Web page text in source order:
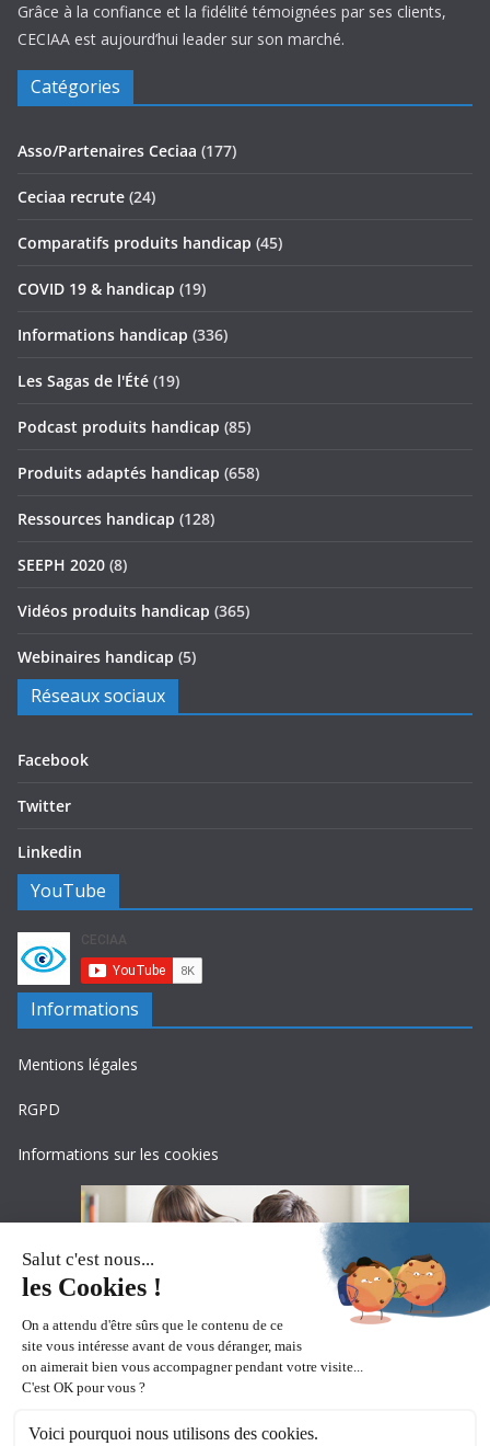
Grâce à la confiance et la fidélité témoignées par ses clients,
CECIAA est aujourd’hui leader sur son marché.
Catégories
Asso/Partenaires Ceciaa (177)
Ceciaa recrute (24)
Comparatifs produits handicap (45)
COVID 19 & handicap (19)
Informations handicap (336)
Les Sagas de l'Été (19)
Podcast produits handicap (85)
Produits adaptés handicap (658)
Ressources handicap (128)
SEEPH 2020 (8)
Vidéos produits handicap (365)
Webinaires handicap (5)
Réseaux sociaux
Facebook
Twitter
Linkedin
YouTube
Informations
Mentions légales
RGPD
Informations sur les cookies